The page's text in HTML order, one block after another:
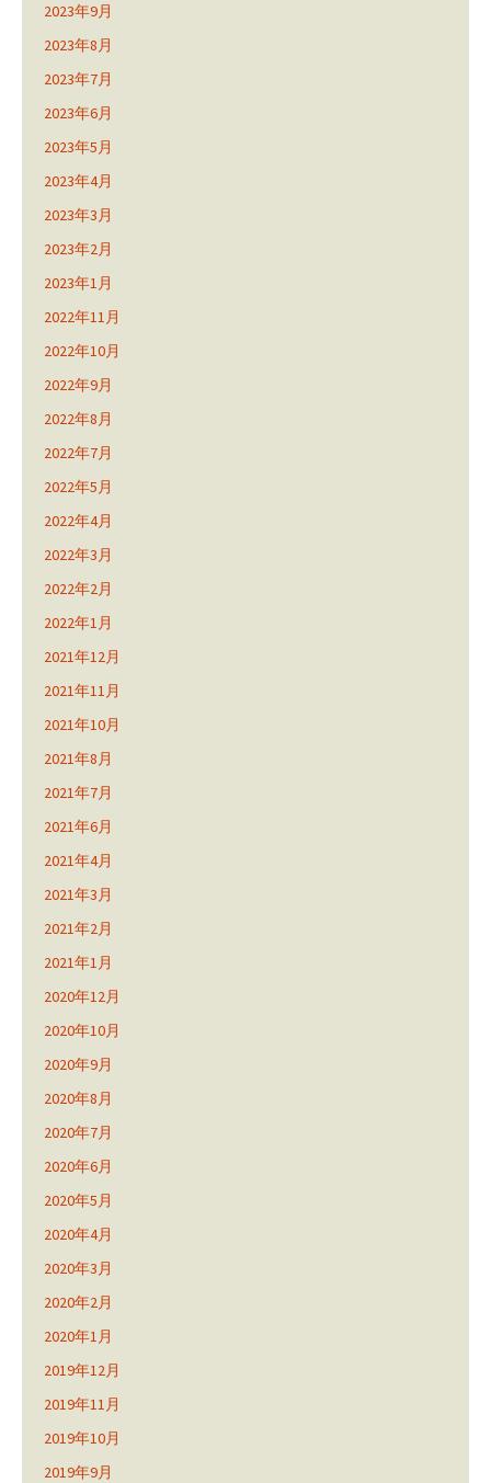
2023年9月
2023年8月
2023年7月
2023年6月
2023年5月
2023年4月
2023年3月
2023年2月
2023年1月
2022年11月
2022年10月
2022年9月
2022年8月
2022年7月
2022年5月
2022年4月
2022年3月
2022年2月
2022年1月
2021年12月
2021年11月
2021年10月
2021年8月
2021年7月
2021年6月
2021年4月
2021年3月
2021年2月
2021年1月
2020年12月
2020年10月
2020年9月
2020年8月
2020年7月
2020年6月
2020年5月
2020年4月
2020年3月
2020年2月
2020年1月
2019年12月
2019年11月
2019年10月
2019年9月